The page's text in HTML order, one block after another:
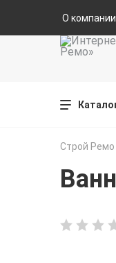
О компании
Строй Ремо